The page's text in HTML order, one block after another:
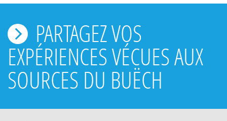
PARTAGEZ VOS
EXPÉRIENCES VÉCUES AUX
SOURCES DU BUËCH